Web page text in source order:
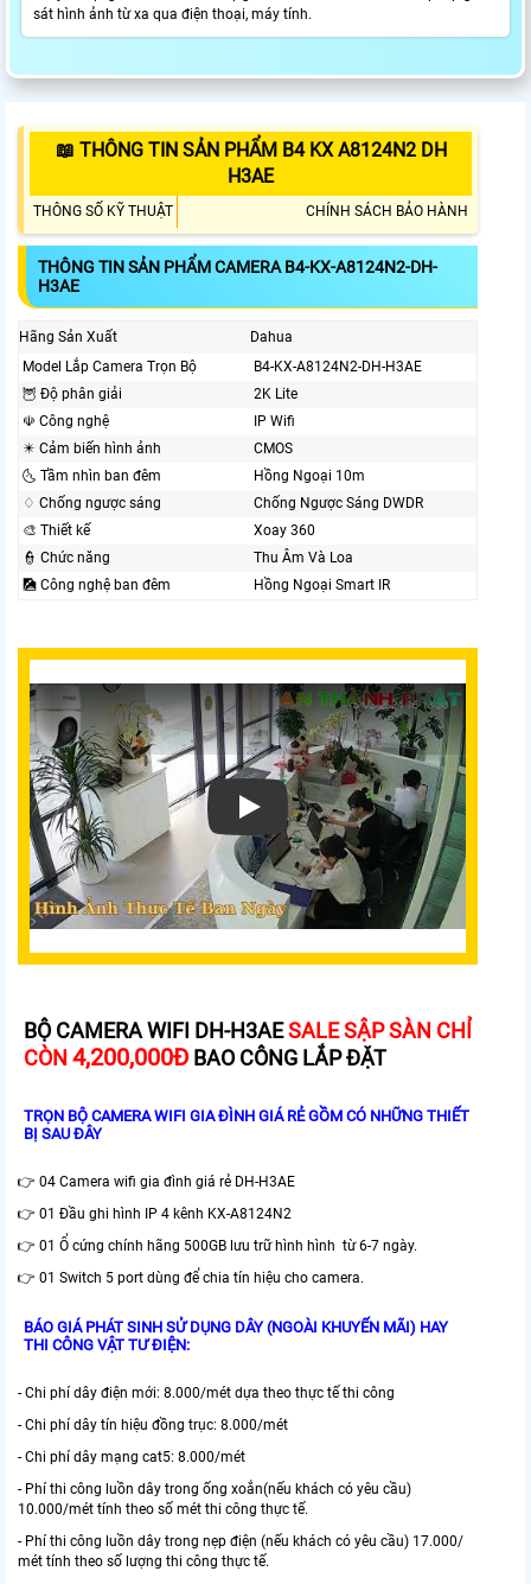
sát hình ảnh từ xa qua điện thoại, máy tính.
📖 THÔNG TIN SẢN PHẨM B4 KX A8124N2 DH
H3AE
THÔNG SỐ KỸ THUẬT CHÍNH SÁCH BẢO HÀNH
THÔNG TIN SẢN PHẨM CAMERA B4-KX-A8124N2-DH-
H3AE
Hãng Sản Xuất
Dahua
Model Lắp Camera Trọn Bộ
B4-KX-A8124N2-DH-H3AE
🦉 Độ phân giải
2K Lite
☫ Công nghệ
IP Wifi
✴️ Cảm biến hình ảnh
CMOS
🌜 Tầm nhìn ban đêm
Hồng Ngoại 10m
♢ Chống ngược sáng
Chống Ngược Sáng DWDR
🎨 Thiết kế
Xoay 360
👮 Chức năng
Thu Âm Và Loa
🎑 Công nghệ ban đêm
Hồng Ngoại Smart IR
BỘ CAMERA WIFI DH-H3AESALE SẬP SÀN CHỈ
CÒN 4,200,000Đ BAO CÔNG LẮP ĐẶT
TRỌN BỘ CAMERA WIFI GIA ĐÌNH GIÁ RẺ GỒM CÓ NHỮNG THIẾT
BỊ SAU ĐÂY
👉 04 Camera wifi gia đình giá rẻ DH-H3AE
👉 01 Đầu ghi hình IP 4 kênh KX-A8124N2
👉 01 Ổ cứng chính hãng 500GB lưu trữ hình hình từ 6-7 ngày.
👉 01 Switch 5 port dùng để chia tín hiệu cho camera.
BÁO GIÁ PHÁT SINH SỬ DỤNG DÂY (NGOÀI KHUYẾN MÃI) HAY
THI CÔNG VẬT TƯ ĐIỆN:
- Chi phí dây điện mới: 8.000/mét dựa theo thực tế thi công
- Chi phí dây tín hiệu đồng trục: 8.000/mét
- Chi phí dây mạng cat5: 8.000/mét
- Phí thi công luồn dây trong ống xoắn(nếu khách có yêu cầu)
10.000/mét tính theo số mét thi công thực tế.
- Phí thi công luồn dây trong nẹp điện (nếu khách có yêu cầu) 17.000/
mét tính theo số lượng thi công thực tế.